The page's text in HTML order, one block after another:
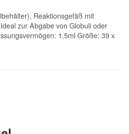
Reaktionsgefäß mit
zur Abgabe von Globuli oder
1,5ml Größe: 39 x